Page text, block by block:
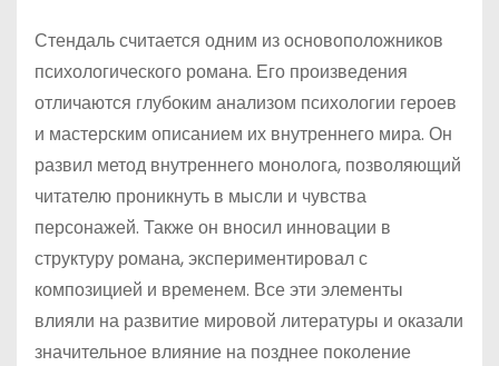
Стендаль считается одним из основоположников
психологического романа. Его произведения
отличаются глубоким анализом психологии героев
и мастерским описанием их внутреннего мира. Он
развил метод внутреннего монолога, позволяющий
читателю проникнуть в мысли и чувства
персонажей. Также он вносил инновации в
структуру романа, экспериментировал с
композицией и временем. Все эти элементы
влияли на развитие мировой литературы и оказали
значительное влияние на позднее поколение